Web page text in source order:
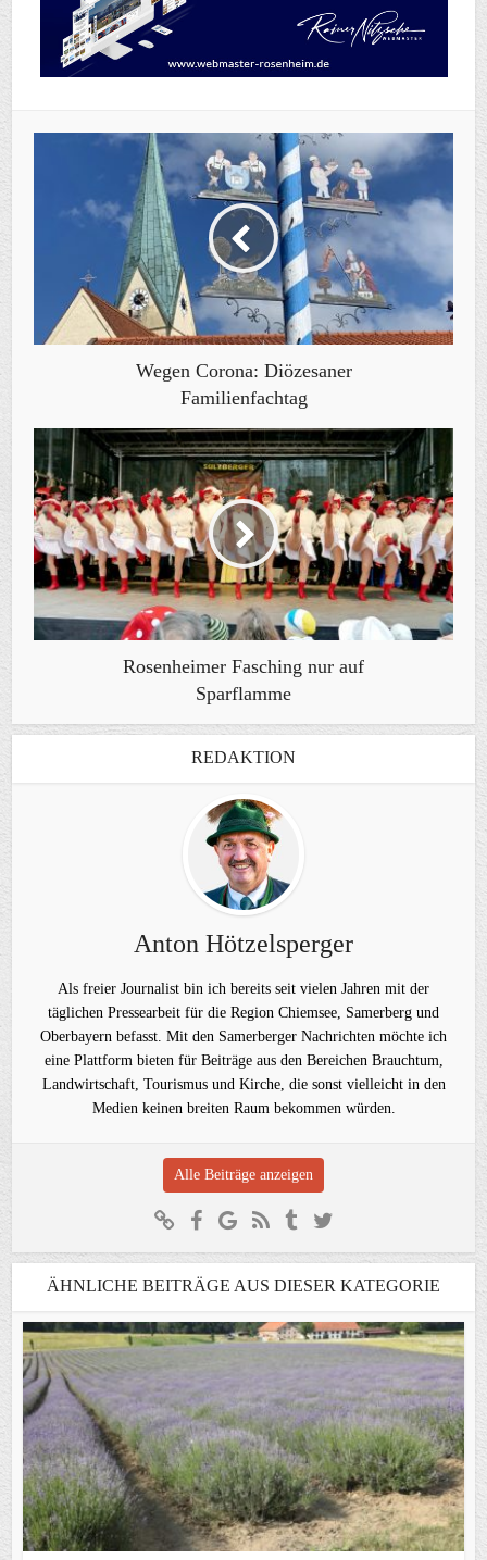
Wegen Corona: Diözesaner
Familienfachtag
Rosenheimer Fasching nur auf
Sparflamme
REDAKTION
Anton Hötzelsperger
Als freier Journalist bin ich bereits seit vielen Jahren mit der
täglichen Pressearbeit für die Region Chiemsee, Samerberg und
Oberbayern befasst. Mit den Samerberger Nachrichten möchte ich
eine Plattform bieten für Beiträge aus den Bereichen Brauchtum,
Landwirtschaft, Tourismus und Kirche, die sonst vielleicht in den
Medien keinen breiten Raum bekommen würden.
Alle Beiträge anzeigen
ÄHNLICHE BEITRÄGE AUS DIESER KATEGORIE